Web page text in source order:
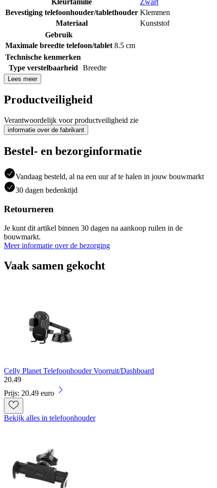
Bevestiging telefoonhouder/tablethouder Klemmen
Materiaal
Kunststof
Gebruik
Maximale breedte telefoon/tablet 8.5 cm
Technische kenmerken
Type verstelbaarheid
Breedte
Lees meer
Productveiligheid
Verantwoordelijk voor productveiligheid zie
informatie over de fabrikant
Bestel- en bezorginformatie
Vandaag besteld, al na een uur af te halen in jouw bouwmarkt
30 dagen bedenktijd
Retourneren
Je kunt dit artikel binnen 30 dagen na aankoop ruilen in de
bouwmarkt.
Meer informatie over de bezorging
Vaak samen gekocht
Celly Planet Telefoonhouder Voorruit/Dashboard
20.49
Prijs: 20.49 euro
Bekijk alles in telefoonhouder